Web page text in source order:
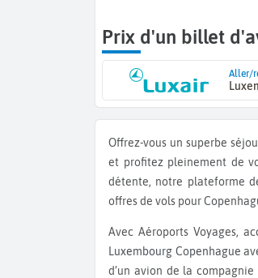
Prix d'un billet
Aller/
Offrez-vous un superbe
et profitez pleinement de
détente, notre plateforme
offres de vols pour
Avec Aéroports Voyages,
Luxembourg Copenhague
d’un avion de la compagnie